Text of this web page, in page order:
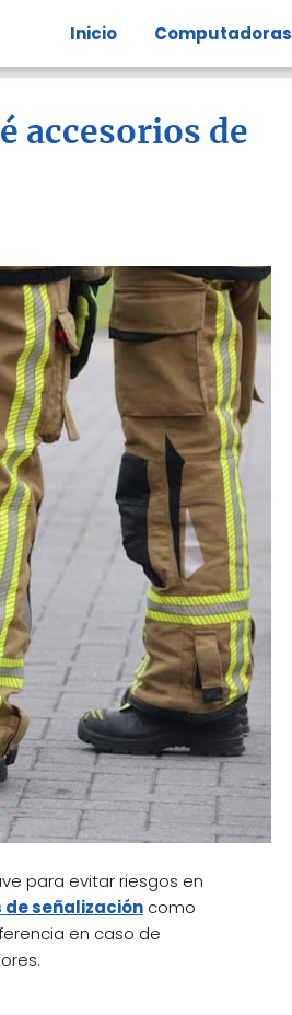
Inicio Computadoras
accesorios de
para evitar riesgos en
señalización como
en caso de